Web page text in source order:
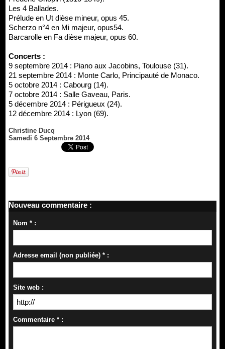
Les 4 Ballades.
Prélude en Ut dièse mineur, opus 45.
Scherzo n°4 en Mi majeur, opus54.
Barcarolle en Fa dièse majeur, opus 60.
Concerts :
9 septembre 2014 : Piano aux Jacobins, Toulouse (31).
21 septembre 2014 : Monte Carlo, Principauté de Monaco.
5 octobre 2014 : Cabourg (14).
7 octobre 2014 : Salle Gaveau, Paris.
5 décembre 2014 : Périgueux (24).
12 décembre 2014 : Lyon (69).
Christine Ducq
Samedi 6 Septembre 2014
Nouveau commentaire :
Nom * :
Adresse email (non publiée) * :
Site web :
Commentaire * :